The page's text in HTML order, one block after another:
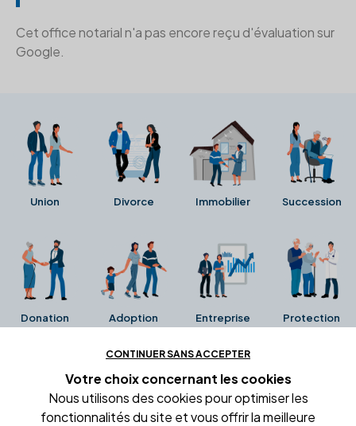
Cet office notarial n'a pas encore reçu d'évaluation sur
Google.
Union Divorce Immobilier Succession
Donation Adoption Entreprise Protection
Ces avis proviennent directement de la fiche Google
Business de l'office notarial. Ils n'ont ni été collectés ni
été vérifiés par Alexia.fr.
CONTINUER SANS ACCEPTER
Votre choix concernant les cookies
Nous utilisons des cookies pour optimiser les
fonctionnalités du site et vous offrir la meilleure